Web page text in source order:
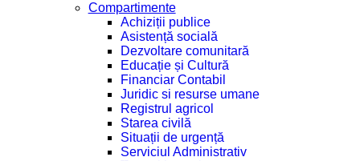
Compartimente
Achiziții publice
Asistență socială
Dezvoltare comunitară
Educație și Cultură
Financiar Contabil
Juridic si resurse umane
Registrul agricol
Starea civilă
Situații de urgență
Serviciul Administrativ